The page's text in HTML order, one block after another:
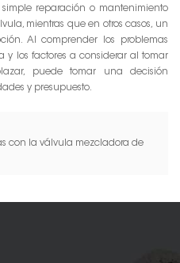
reparación o mantenimiento
mientras que en otros casos, un
Al comprender los problemas
los factores a considerar al tomar
puede tomar una decisión
y presupuesto.
con la válvula mezcladora de